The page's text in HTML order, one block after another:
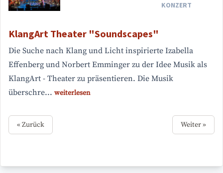
KONZERT
KlangArt Theater "Soundscapes"
Die Suche nach Klang und Licht inspirierte Izabella
Effenberg und Norbert Emminger zu der Idee Musik als
KlangArt - Theater zu präsentieren. Die Musik
überschre... weiterlesen
« Zurück Weiter »